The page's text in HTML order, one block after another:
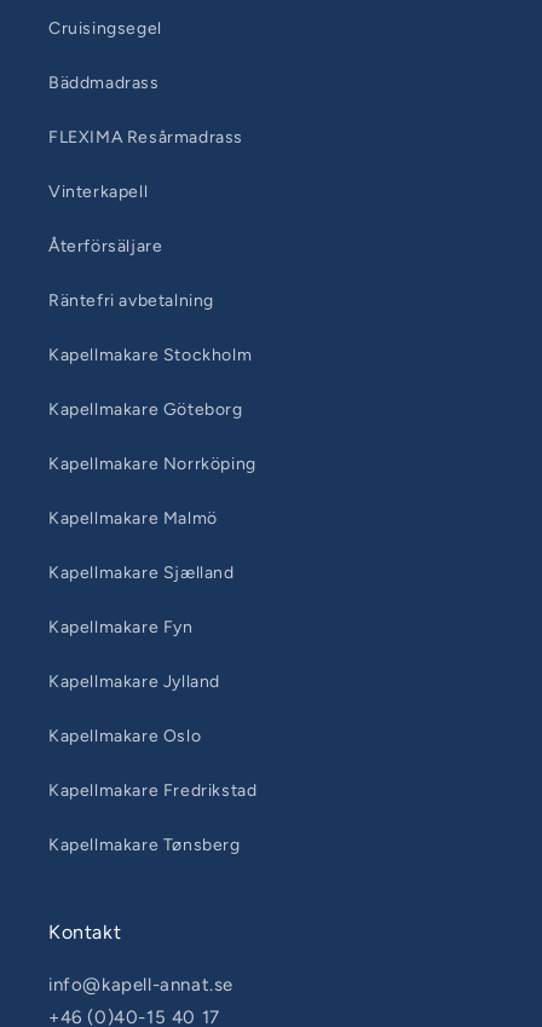
Cruisingsegel
Bäddmadrass
FLEXIMA Resårmadrass
Vinterkapell
Återförsäljare
Räntefri avbetalning
Kapellmakare Stockholm
Kapellmakare Göteborg
Kapellmakare Norrköping
Kapellmakare Malmö
Kapellmakare Sjælland
Kapellmakare Fyn
Kapellmakare Jylland
Kapellmakare Oslo
Kapellmakare Fredrikstad
Kapellmakare Tønsberg
Kontakt
info@kapell-annat.se
+46 (0)40-15 40 17